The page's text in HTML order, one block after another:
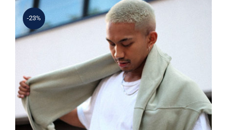
-23%
Simple Sweater